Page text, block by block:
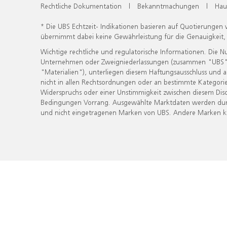
Rechtliche Dokumentation | Bekanntmachungen |
* Die UBS Echtzeit- Indikationen basieren auf
übernimmt dabei keine Gewährleistung für die
Wichtige rechtliche und regulatorische Informationen. Die
Unternehmen oder Zweigniederlassungen (zusammen
"Materialien"), unterliegen diesem Haftungsausschluss
nicht in allen Rechtsordnungen oder an bestimmte
Widerspruchs oder einer Unstimmigkeit zwischen diesem
Bedingungen Vorrang. Ausgewählte Marktdaten werden
und nicht eingetragenen Marken von UBS. Andere Marken